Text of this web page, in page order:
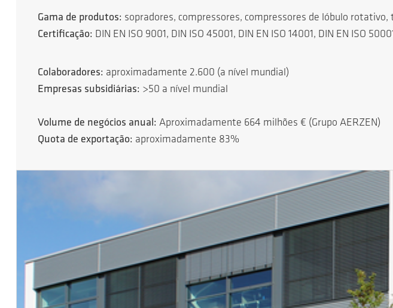
Gama de produtos: sopradores, compressores, compressores de lóbulo rotativo,
Certificação: DIN EN ISO 9001, DIN ISO 45001, DIN EN ISO 14001, DIN EN ISO
Colaboradores: aproximadamente 2.600 (a nível mundial)
Empresas subsidiárias: >50 a nível mundial
Volume de negócios anual: Aproximadamente 664 milhões € (Grupo AERZEN)
Quota de exportação: aproximadamente 83%